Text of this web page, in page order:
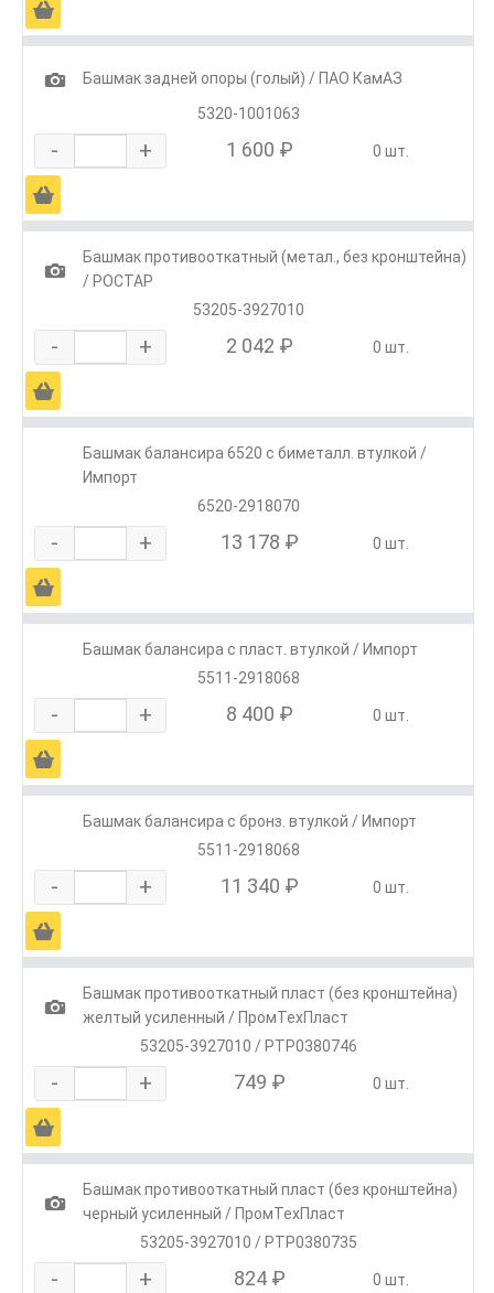
Ä
1
Башмак задней опоры (голый) / ПАО КамАЗ
5320-1001063
- + 1 600 ₽ 0 шт.
Ä
1
Башмак противооткатный (метал., без кронштейна)
/ РОСТАР
53205-3927010
- + 2 042 ₽ 0 шт.
Ä
Башмак балансира 6520 с биметалл. втулкой /
Импорт
6520-2918070
- + 13 178 ₽ 0 шт.
Ä
Башмак балансира с пласт. втулкой / Импорт
5511-2918068
- + 8 400 ₽ 0 шт.
Ä
Башмак балансира с бронз. втулкой / Импорт
5511-2918068
- + 11 340 ₽ 0 шт.
Ä
1
Башмак противооткатный пласт (без кронштейна)
желтый усиленный / ПромТехПласт
53205-3927010 / РТР0380746
- + 749 ₽ 0 шт.
Ä
1
Башмак противооткатный пласт (без кронштейна)
черный усиленный / ПромТехПласт
53205-3927010 / РТР0380735
- + 824 ₽ 0 шт.